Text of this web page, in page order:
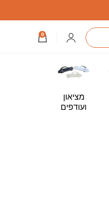
התחברות
0
מציאון
ועודפים